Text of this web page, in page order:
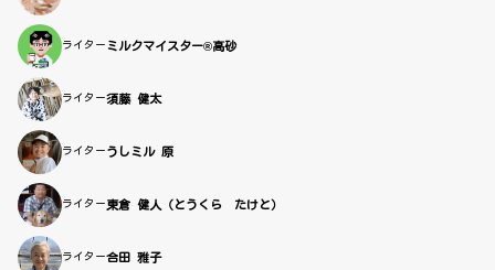
ライター ミルクマイスター®高砂
ライター須藤 健太
ライター うしミル 原
ライター 東倉 健人（とうくら たけと）
ライター合田 雅子